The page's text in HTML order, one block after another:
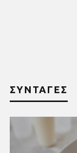
ΣΥΝΤΑΓΕΣ